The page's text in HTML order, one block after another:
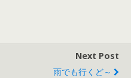
Next Post
雨でも行くど～